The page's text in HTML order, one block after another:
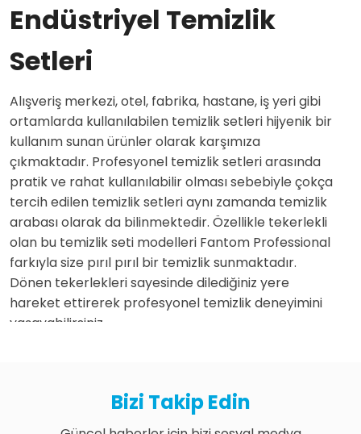
Endüstriyel Temizlik
Setleri
Alışveriş merkezi, otel, fabrika, hastane, iş yeri gibi
ortamlarda kullanılabilen temizlik setleri hijyenik bir
kullanım sunan ürünler olarak karşımıza
çıkmaktadır. Profesyonel temizlik setleri arasında
pratik ve rahat kullanılabilir olması sebebiyle çokça
tercih edilen temizlik setleri aynı zamanda temizlik
arabası olarak da bilinmektedir. Özellikle tekerlekli
olan bu temizlik seti modelleri Fantom Professional
farkıyla size pırıl pırıl bir temizlik sunmaktadır.
Dönen tekerlekleri sayesinde dilediğiniz yere
hareket ettirerek profesyonel temizlik deneyimini
yaşayabilirsiniz.
parladığını görecek, bir ışıldama fark edeceksiniz.
Temizlik denildiğinde genellikle akıllara yüzey
Bizi Takip Edin